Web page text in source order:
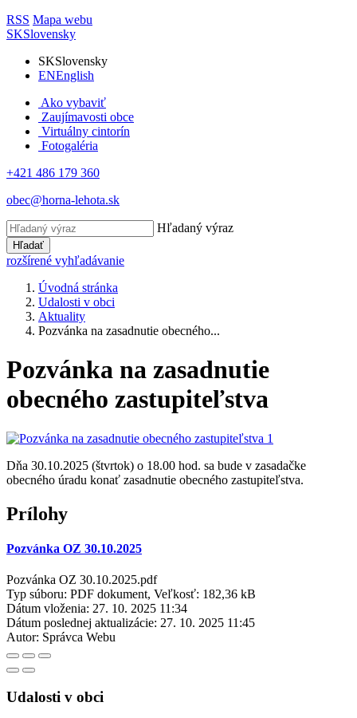
RSS Mapa webu
SKSlovensky
SKSlovensky
ENEnglish
Ako vybaviť
Zaujímavosti obce
Virtuálny cintorín
Fotogaléria
+421 486 179 360
obec@horna-lehota.sk
Hľadaný výraz
Hľadať
rozšírené vyhľadávanie
Úvodná stránka
Udalosti v obci
Aktuality
Pozvánka na zasadnutie obecného...
Pozvánka na zasadnutie
obecného zastupiteľstva
Dňa 30.10.2025 (štvrtok) o 18.00 hod. sa bude v zasadačke
obecného úradu konať zasadnutie obecného zastupiteľstva.
Prílohy
Pozvánka OZ 30.10.2025
Pozvánka OZ 30.10.2025.pdf
Typ súboru: PDF dokument, Veľkosť: 182,36 kB
Dátum vloženia: 27. 10. 2025 11:34
Dátum poslednej aktualizácie: 27. 10. 2025 11:45
Autor: Správca Webu
Udalosti v obci